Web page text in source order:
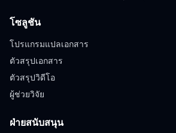
โซลูชัน
โปรแกรมแปลเอกสาร
ตัวสรุปเอกสาร
ตัวสรุปวิดีโอ
ผู้ช่วยวิจัย
ฝ่ายสนับสนุน